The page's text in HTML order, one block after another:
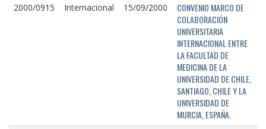
2000/0915 Internacional 15/09/2000
CONVENIO MARCO DE
COLABORACIÓN
UNIVERSITARIA
INTERNACIONAL ENTRE
LA FACULTAD DE
MEDICINA DE LA
UNIVERSIDAD DE CHILE,
SANTIAGO, CHILE Y LA
UNIVERSIDAD DE
MURCIA, ESPAÑA.